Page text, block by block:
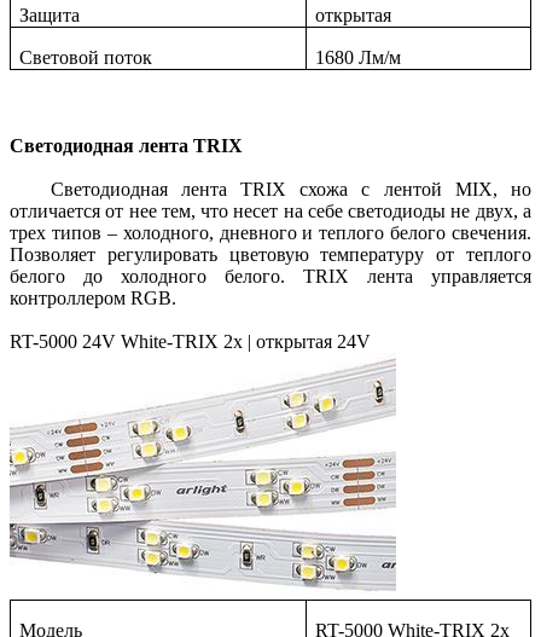
Защита открытая
Световой поток 1680 Лм/м
Светодиодная лента TRIX
Светодиодная лента TRIX схожа с лентой MIX, но
отличается от нее тем, что несет на себе светодиоды не двух, а
трех типов – холодного, дневного и теплого белого свечения.
Позволяет регулировать цветовую температуру от теплого
белого до холодного белого. TRIX лента управляется
контроллером RGB.
RT-5000 24V White-TRIX 2x | открытая 24V
Модель RT-5000 White-TRIX 2x